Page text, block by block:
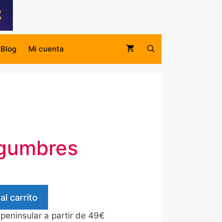
Blog Mi cuenta
carrito
a partir de 49€